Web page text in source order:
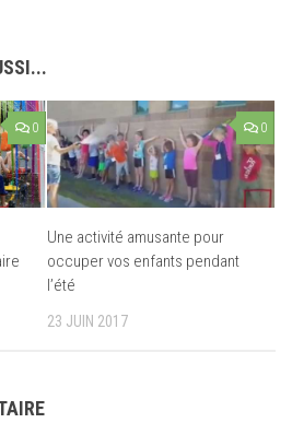
0 0
Une activité amusante pour
occuper vos enfants pendant
l’été
23 JUIN 2017